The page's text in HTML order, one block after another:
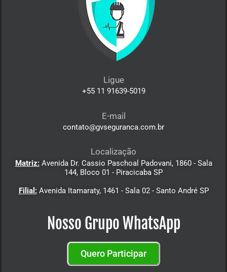
Ligue
+55 11 91639-5019
E-mail
contato@gvseguranca.com.br
Localização
Matriz:Avenida Dr. Cassio Paschoal Padovani, 1860 - Sala
144, Bloco 01 - Piracicaba SP
Filial:Avenida Itamaraty, 1461 - Sala 02 - Santo André SP
Nosso Grupo WhatsApp
Quero Participar